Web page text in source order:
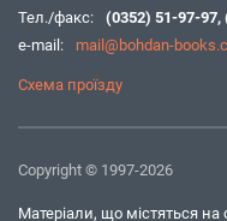
Тел./факс:
(0352) 51-97-97,
e-mail:
mail@bohdan-
Схема проїзду
Copyright © 1997-2026
Матеріали, що містяться